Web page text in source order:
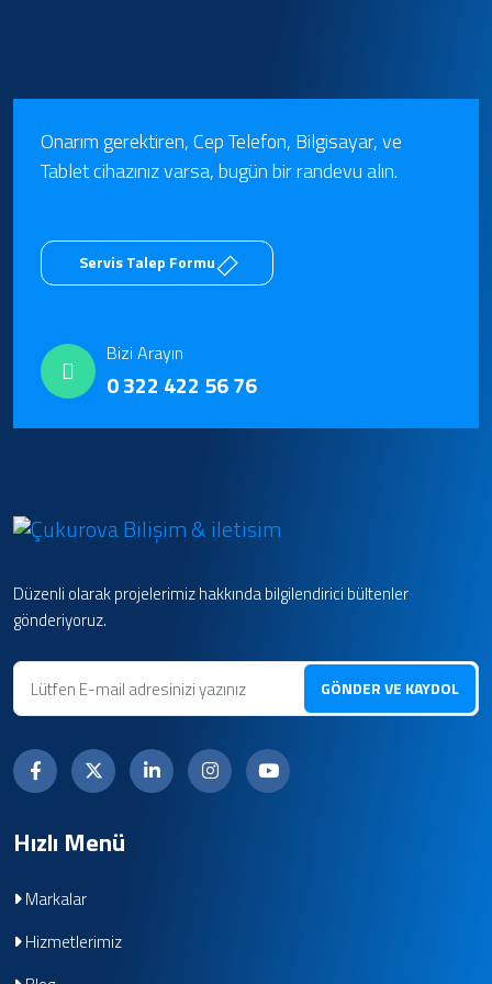
Onarım gerektiren, Cep Telefon, Bilgisayar, ve
Tablet cihazınız varsa, bugün bir randevu alın.
Servis Talep Formu
Bizi Arayın
0 322 422 56 76
Düzenli olarak projelerimiz hakkında bilgilendirici bültenler
gönderiyoruz.
GÖNDER VE KAYDOL
Hızlı Menü
Markalar
Hizmetlerimiz